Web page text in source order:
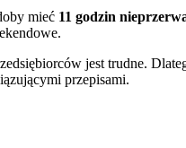
mieć 11 godzin
jest trudne.
przepisami.